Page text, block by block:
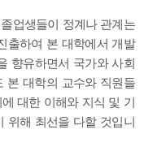
업생들이 정계나 관계는
출하여 본 대학에서 개발
향유하면서 국가와 사회
본 대학의 교수와 직원들
대한 이해와 지식 및 기
위해 최선을 다할 것입니